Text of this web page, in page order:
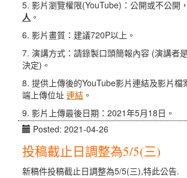
5. 影片瀏覽權限(YouTube)：公開或不公開，
人 。
6. 影片畫質：建議720P以上。
7. 演講方式：請錄製口頭簡報內容 (演講者
決定)。
8. 提供上傳後的YouTube影片連結及影片檔
端上傳位址 連結 。
9. 影片上傳最後日期：2021年5月18日。
Posted: 2021-04-26
投稿截止日調整為5/5(三)
新稿件投稿截止日調整為5/5(三),特此公告.